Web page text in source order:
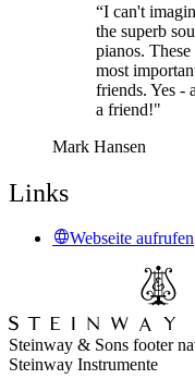
“I can't
the superb
pianos.
most
friends. Yes -
a friend!"
Mark Hansen
Links
Webseite aufrufen
Steinway & Sons footer
Steinway Instrumente